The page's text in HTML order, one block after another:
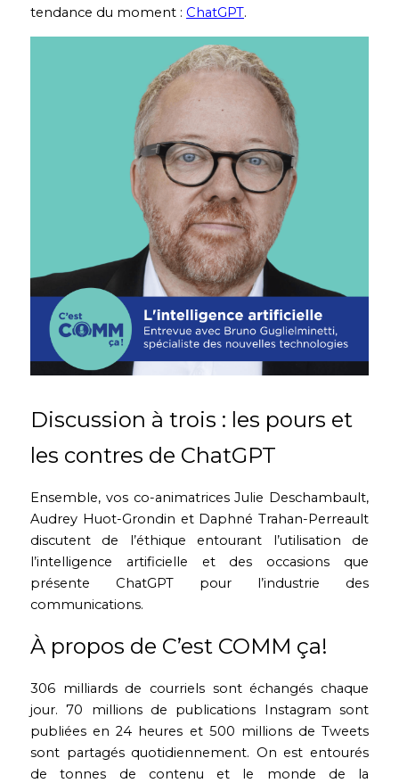
tendance du moment : ChatGPT.
Discussion à trois : les pours et
les contres de ChatGPT
Ensemble, vos co-animatrices Julie Deschambault,
Audrey Huot-Grondin et Daphné Trahan-Perreault
discutent de l’éthique entourant l’utilisation de
l’intelligence artificielle et des occasions que
présente ChatGPT pour l’industrie des
communications.
À propos de C’est COMM ça!
306 milliards de courriels sont échangés chaque
jour. 70 millions de publications Instagram sont
publiées en 24 heures et 500 millions de Tweets
sont partagés quotidiennement. On est entourés
de tonnes de contenu et le monde de la